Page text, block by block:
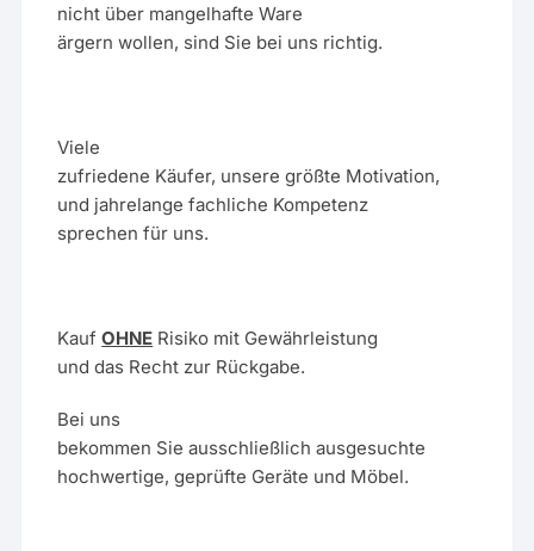
nicht über mangelhafte Ware
ärgern wollen, sind Sie bei uns richtig.
Viele
zufriedene Käufer, unsere größte Motivation,
und jahrelange fachliche Kompetenz
sprechen für uns.
KaufOHNE Risiko mit Gewährleistung
und das Recht zur Rückgabe.
Bei uns
bekommen Sie ausschließlich ausgesuchte
hochwertige, geprüfte Geräte und Möbel.